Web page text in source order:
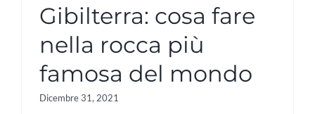
Gibilterra: cosa fare
nella rocca più
famosa del mondo
Dicembre 31, 2021